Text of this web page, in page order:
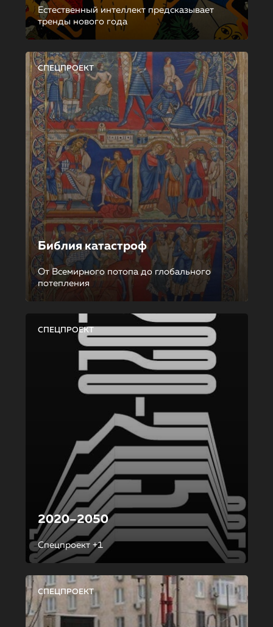
Естественный интеллект предсказывает
тренды нового года
СПЕЦПРОЕКТ
Библия катастроф
От Всемирного потопа до глобального
потепления
СПЕЦПРОЕКТ
2020–2050
Спецпроект +1
СПЕЦПРОЕКТ